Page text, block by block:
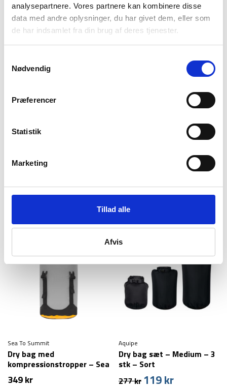
analysepartnere. Vores partnere kan kombinere disse
data med andre oplysninger, du har givet dem, eller som
de har indsamlet fra din brug af deres tjenester.
Nødvendig
Præferencer
Statistik
Marketing
Tillad alle
Afvis
Sea To Summit
Dry bag – Sea to Summit
Ultra-Sil – 3 liter
149krDen
pris
var:
89krDen
Treklife
Dry bag m. skulderstrop –
15 liter
149kr
Dry bag med kompression
– Sea to Summit Evac – 8
Dry bag med
kompressionstropper – Sea
to Summit Evac Heavy Duty
– 20L
599
Sea To Summit
Dry bag med
kompressionstropper – Sea
to Summit Evac – 13 liter
349kr
Aquipe
Dry bag sæt – Medium – 3
stk – Sort
277kr Den
119krDen